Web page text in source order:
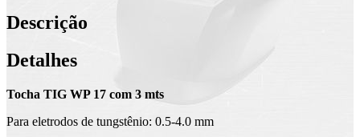
Descrição
Detalhes
Tocha TIG WP 17 com 3 mts
Para eletrodos de tungstênio: 0.5-4.0 mm